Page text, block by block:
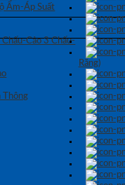
Ẩm-Áp Suất
Cảo 3 Chấu-
Răng)
Thông